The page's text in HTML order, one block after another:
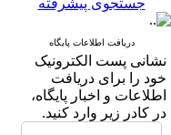
جستجوی پیشرفته
دریافت اطلاعات پایگاه
نشانی پست الکترونیک
خود را برای دریافت
اطلاعات و اخبار پایگاه،
در کادر زیر وارد کنید.